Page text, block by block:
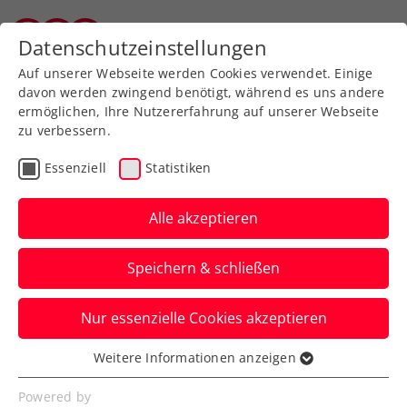
Zurück zur Newsübersicht
Davis Cup
Davis Cup: Österreich
bittet Finnland ins
Multiversum Schwechat
Die ÖTV-Herren wollen am 31. Jänner / 1.
Februar 2025 die erste von zwei Hürden
zum Finalturnier nehmen.
Verfasst von: Manuel Wachta, 09.12.2024
Datenschutzeinstellungen
Auf unserer Webseite werden Cookies verwendet. Einige
davon werden zwingend benötigt, während es uns andere
ermöglichen, Ihre Nutzererfahrung auf unserer Webseite
zu verbessern.
Essenziell Statistiken
Alle akzeptieren
Speichern & schließen
Nur essenzielle Cookies akzeptieren
Essenziell
Essenzielle Cookies werden für grundlegende
Weitere Informationen anzeigen
Powered by